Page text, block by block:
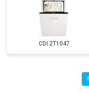
CDI 2T1047